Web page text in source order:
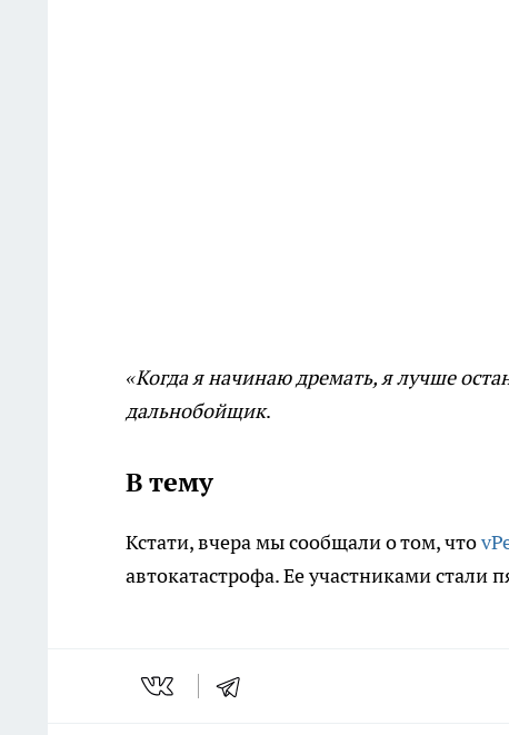
«Когда я начинаю дремать, я лучше
дальнобойщик.
В тему
Кстати, вчера мы сообщали о том, что
автокатастрофа. Ее участниками стали